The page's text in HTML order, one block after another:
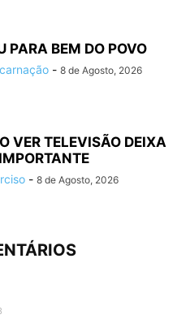
PARA BEM DO POVO
- 8 de Agosto, 2026
VER TELEVISÃO DEIXA
- 8 de Agosto, 2026